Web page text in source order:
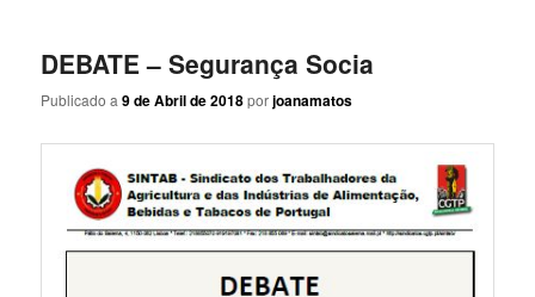
DEBATE – Segurança Socia
Publicado a9 de Abril de 2018porjoanamatos